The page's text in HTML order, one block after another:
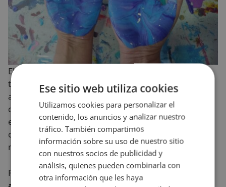
El fin último de
través del arte haciendo visible y compartiendo la
actividad artística con la ciudadanía a través de
diferentes fórmulas, como la cesión gratuita
espacio expositivo a artistas con diversidad, jóvenes
creadores, entidades, y todo aquel que quiera
mostrar su arte.
Por eso se organizan entre 12-14 exposiciones
Ese sitio web utiliza cookies
Utilizamos cookies para personalizar el
contenido, los anuncios y analizar nuestro
tráfico. También compartimos
información sobre su uso de nuestro sitio
con nuestros socios de publicidad y
análisis, quienes pueden combinarla con
otra información que les haya